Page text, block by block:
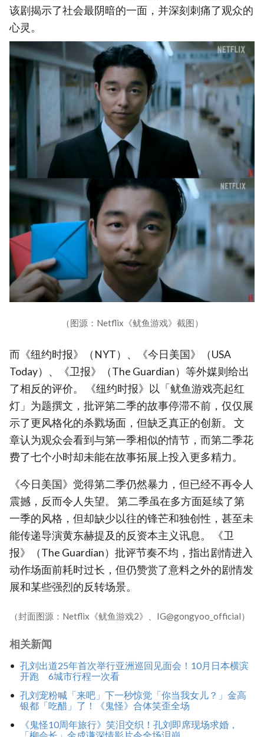
该剧揭示了社会最阴暗的一面，并深刻刺痛了观众的
心灵。
（图源：Netflix《鱿鱼游戏》截图）
而《纽约时报》（NYT）、《今日美国》（USA
Today）、《卫报》（The Guardian）等外媒则给出
了相反的评价。 《纽约时报》以「鱿鱼游戏亮起红
灯」为题撰文，批评第二季的故事停滞不前，仅仅展
示了更风格化的杀戮场面，但缺乏真正的创新。 文
章认为观众会看到与第一季相似的情节，而第二季花
费了七个小时却未能在故事拓展上投入更多精力。
《今日美国》觉得第二季仍然暴力，但已经不再令人
震撼，反而令人失望。 第二季虽在多方面延续了第
一季的风格，但却缺少以往的锋芒和独创性，甚至未
能传递导演黄东赫提及的反资本主义讯息。 《卫
报》（The Guardian）批评节奏不均，指出剧情进入
动作场面前耗时过长，但仍赞赏了意料之外的剧情发
展和某些强烈的反转场景。
（封面图源：Netflix《鱿鱼游戏2》、IG@gongyoo_official）
相关新闻
孔刘出道25年首次举行亚洲巡回见面会！10月日本横滨
开跑 6城市行程一次看
孔刘宠粉喊「来吧」下一秒惊觉「你当我女儿？」金高
银都「吃醋」了！《鬼怪》合体笑歪全场
《鬼怪10周年旅行》笑泪交织！孔刘即席现场求婚，